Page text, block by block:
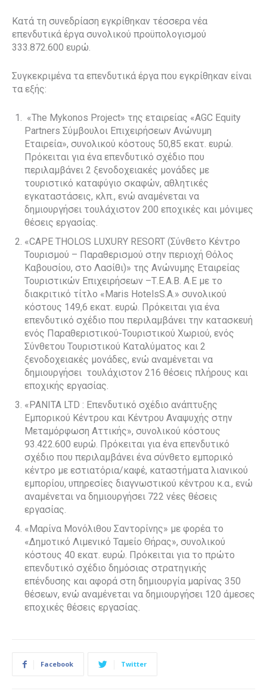
Κατά τη συνεδρίαση εγκρίθηκαν τέσσερα νέα
επενδυτικά έργα συνολικού προϋπολογισμού
333.872.600 ευρώ.
Συγκεκριμένα τα επενδυτικά έργα που εγκρίθηκαν είναι
τα εξής:
«The Mykonos Project» της εταιρείας «AGC Equity
Partners Σύμβουλοι Επιχειρήσεων Ανώνυμη
Εταιρεία», συνολικού κόστους 50,85 εκατ. ευρώ.
Πρόκειται για ένα επενδυτικό σχέδιο που
περιλαμβάνει 2 ξενοδοχειακές μονάδες με
τουριστικό καταφύγιο σκαφών, αθλητικές
εγκαταστάσεις, κλπ., ενώ αναμένεται να
δημιουργήσει τουλάχιστον 200 εποχικές και μόνιμες
θέσεις εργασίας.
«CAPE THOLOS LUXURY RESORT (Σύνθετο Κέντρο
Τουρισμού – Παραθερισμού στην περιοχή Θόλος
Καβουσίου, στο Λασίθι)» της Ανώνυμης Εταιρείας
Τουριστικών Επιχειρήσεων –Τ.Ε.Α.Β. Α.Ε με το
διακριτικό τίτλο «Maris HotelsS.A.» συνολικού
κόστους 149,6 εκατ. ευρώ. Πρόκειται για ένα
επενδυτικό σχέδιο που περιλαμβάνει την κατασκευή
ενός Παραθεριστικού-Τουριστικού Χωριού, ενός
Σύνθετου Τουριστικού Καταλύματος και 2
ξενοδοχειακές μονάδες, ενώ αναμένεται να
δημιουργήσει τουλάχιστον 216 θέσεις πλήρους και
εποχικής εργασίας.
«PANITA LTD : Επενδυτικό σχέδιο ανάπτυξης
Εμπορικού Κέντρου και Κέντρου Αναψυχής στην
Μεταμόρφωση Αττικής», συνολικού κόστους
93.422.600 ευρώ. Πρόκειται για ένα επενδυτικό
σχέδιο που περιλαμβάνει ένα σύνθετο εμπορικό
κέντρο με εστιατόρια/καφέ, καταστήματα λιανικού
εμπορίου, υπηρεσίες διαγνωστικού κέντρου κ.α., ενώ
αναμένεται να δημιουργήσει 722 νέες θέσεις
εργασίας.
«Μαρίνα Μονόλιθου Σαντορίνης» με φορέα το
«Δημοτικό Λιμενικό Ταμείο Θήρας», συνολικού
κόστους 40 εκατ. ευρώ. Πρόκειται για το πρώτο
επενδυτικό σχέδιο δημόσιας στρατηγικής
επένδυσης και αφορά στη δημιουργία μαρίνας 350
θέσεων, ενώ αναμένεται να δημιουργήσει 120 άμεσες
εποχικές θέσεις εργασίας.
Facebook Twitter